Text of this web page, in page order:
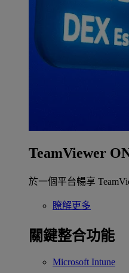
TeamViewer
於一個平台暢享
瞭解更多
關鍵整合功能
Microsoft Intune